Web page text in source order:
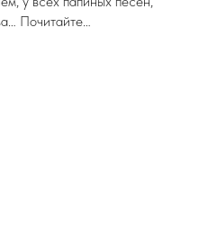
Почитайте…